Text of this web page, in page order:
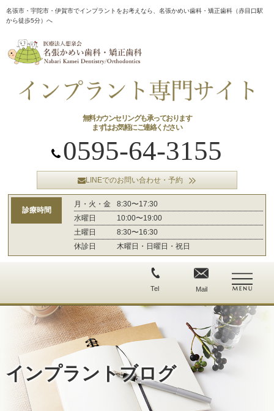
名張市・宇陀市・伊賀市でインプラントをお考えなら、名張かめい歯科・矯正歯科（赤目口駅
から徒歩5分）へ
無料カウンセリングも承っております
まずはお気軽にご連絡ください
0595-64-3155
LINEでのお問い合わせ・予約
診療時間
月・火・金
8:30〜17:30
水曜日
10:00〜19:00
土曜日
8:30〜16:30
休診日
木曜日・日曜日・祝日
Tel Mail
ホーム 院長紹介
当院の
インプラントの特徴
気になる
治療費用と保証
インプラントブログ